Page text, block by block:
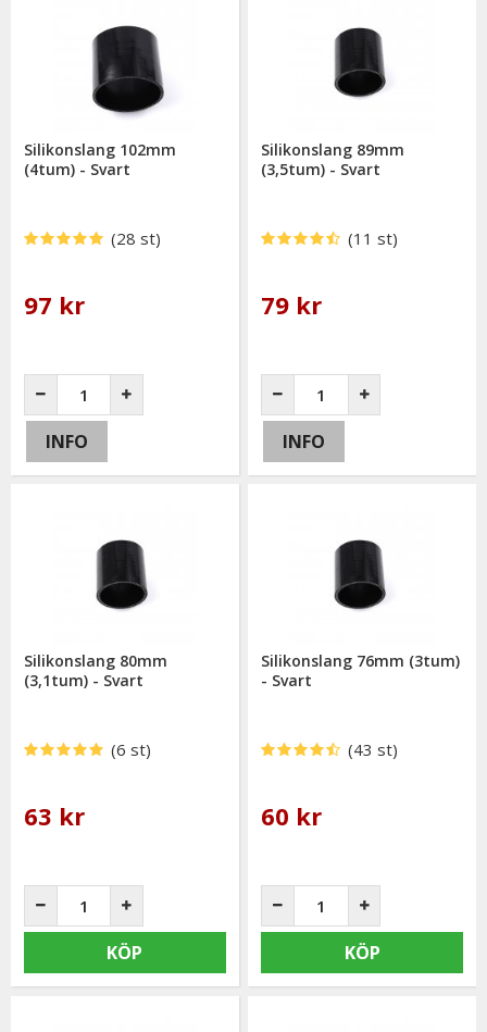
Silikonslang 102mm
(4tum) - Svart
(28 st)
97 kr
INFO
Silikonslang 89mm
(3,5tum) - Svart
(11 st)
79 kr
INFO
Silikonslang 80mm
(3,1tum) - Svart
(6 st)
63 kr
KÖP
Silikonslang 76mm (3tum)
- Svart
(43 st)
60 kr
KÖP